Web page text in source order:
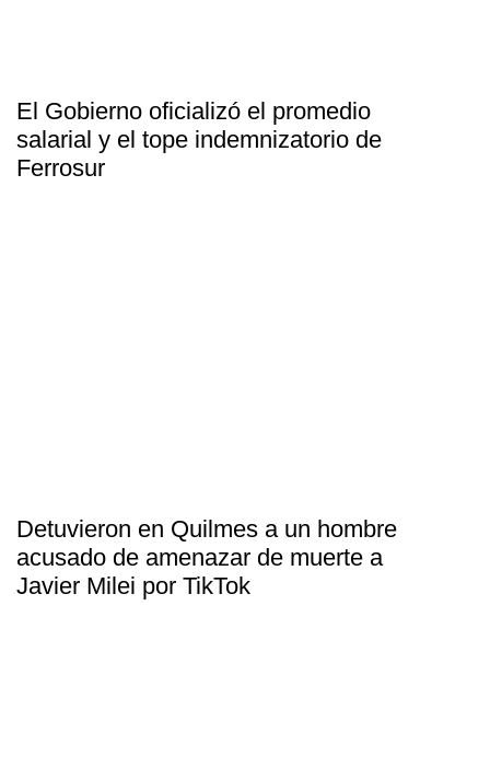
El Gobierno oficializó el promedio
salarial y el tope indemnizatorio de
Ferrosur
Detuvieron en Quilmes a un hombre
acusado de amenazar de muerte a
Javier Milei por TikTok